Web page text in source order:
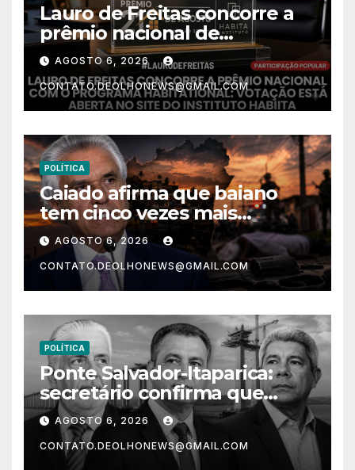
Lauro de Freitas concorre a
prêmio nacional de
habitação com o projeto “Tá
Rebocado”; votação está
aberta
AGOSTO 6, 2026
CONTATO.DEOLHONEWS@GMAIL.COM
POLÍTICA
Caiado afirma que baiano
tem cinco vezes mais
chances de ser assassinado
do que um morador da
Ucrânia
AGOSTO 6, 2026
CONTATO.DEOLHONEWS@GMAIL.COM
POLÍTICA
Ponte Salvador-Itaparica:
secretário confirma que
intervenções em Salvador só
começam em 2028
AGOSTO 6, 2026
CONTATO.DEOLHONEWS@GMAIL.COM